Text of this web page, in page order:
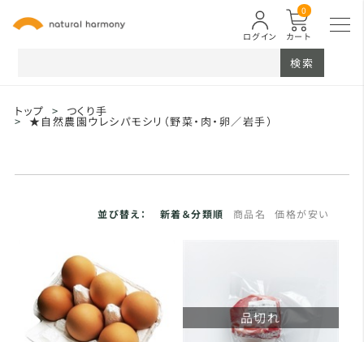
カート
0
ログイン
検索
トップ > つくり手
> ★自然農園ウレシパモシリ（野菜・肉・卵／岩手）
並び替え： 新着＆分類順 商品名 価格が安い
品切れ